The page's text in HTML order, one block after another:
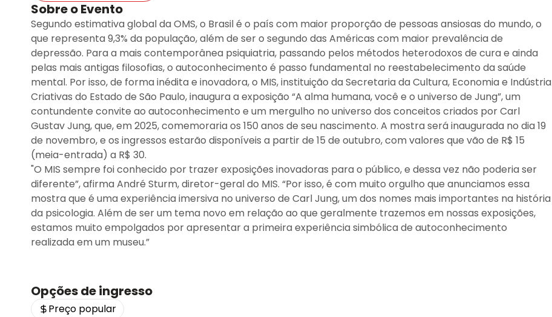
Sobre o Evento
Segundo estimativa global da OMS, o Brasil é o país com maior proporção de pessoas ansiosas do mundo, o
que representa 9,3% da população, além de ser o segundo das Américas com maior prevalência de
depressão. Para a mais contemporânea psiquiatria, passando pelos métodos heterodoxos de cura e ainda
pelas mais antigas filosofias, o autoconhecimento é passo fundamental no reestabelecimento da saúde
mental. Por isso, de forma inédita e inovadora, o MIS, instituição da Secretaria da Cultura, Economia e Indústria
Criativas do Estado de São Paulo, inaugura a exposição “A alma humana, você e o universo de Jung”, um
contundente convite ao autoconhecimento e um mergulho no universo dos conceitos criados por Carl
Gustav Jung, que, em 2025, comemoraria os 150 anos de seu nascimento. A mostra será inaugurada no dia 19
de novembro, e os ingressos estarão disponíveis a partir de 15 de outubro, com valores que vão de R$ 15
(meia-entrada) a R$ 30.
"O MIS sempre foi conhecido por trazer exposições inovadoras para o público, e dessa vez não poderia ser
diferente”, afirma André Sturm, diretor-geral do MIS. “Por isso, é com muito orgulho que anunciamos essa
mostra que é uma experiência imersiva no universo de Carl Jung, um dos nomes mais importantes na história
da psicologia. Além de ser um tema novo em relação ao que geralmente trazemos em nossas exposições,
estamos muito empolgados por apresentar a primeira experiência simbólica de autoconhecimento
realizada em um museu.”
Opções de ingresso
Preço popular